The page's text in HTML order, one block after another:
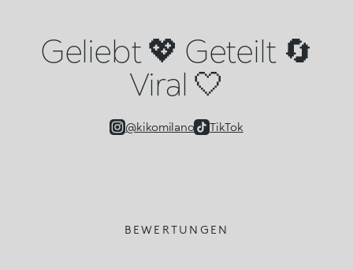
Geliebt 💖 Geteilt 🔄
Viral 🤍
@kikomilano TikTok
BEWERTUNGEN